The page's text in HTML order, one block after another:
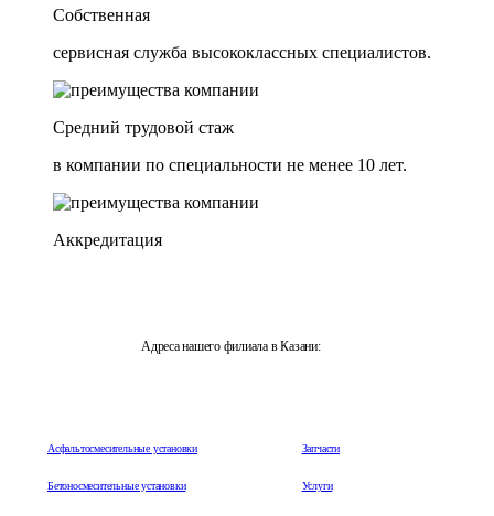
Собственная
сервисная служба высококлассных специалистов.
Средний трудовой стаж
в компании по специальности не менее 10 лет.
Аккредитация
Адреса нашего филиала в Казани:
Асфальтосмесительные установки
Бетоносмесительные установки
Запчасти
Услуги